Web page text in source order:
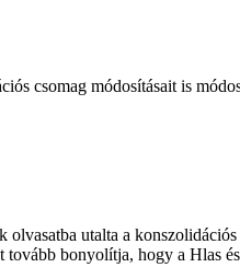
csomag módosításait is
utalta a
bonyolítja, hogy a Hlas